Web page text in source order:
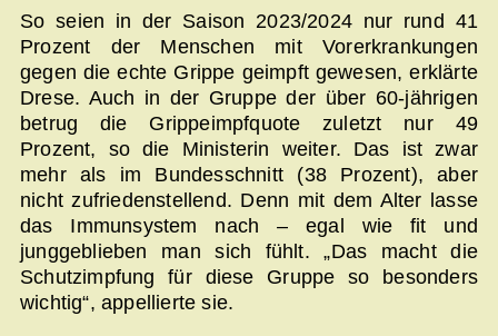
So seien in der Saison 2023/2024 nur rund 41
Prozent der Menschen mit Vorerkrankungen
gegen die echte Grippe geimpft gewesen, erklärte
Drese. Auch in der Gruppe der über 60-jährigen
betrug die Grippeimpfquote zuletzt nur 49
Prozent, so die Ministerin weiter. Das ist zwar
mehr als im Bundesschnitt (38 Prozent), aber
nicht zufriedenstellend. Denn mit dem Alter lasse
das Immunsystem nach – egal wie fit und
junggeblieben man sich fühlt. „Das macht die
Schutzimpfung für diese Gruppe so besonders
wichtig“, appellierte sie.